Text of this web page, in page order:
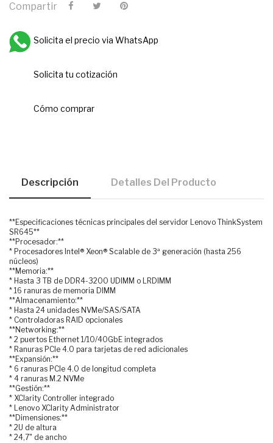
Compartir
Solicita el precio via WhatsApp
Solicita tu cotización
Cómo comprar
Descripción Detalles Del Producto
**Especificaciones técnicas principales del servidor Lenovo ThinkSystem
SR645**
**Procesador:**
* Procesadores Intel® Xeon® Scalable de 3ª generación (hasta 256
núcleos)
**Memoria:**
* Hasta 3 TB de DDR4-3200 UDIMM o LRDIMM
* 16 ranuras de memoria DIMM
**Almacenamiento:**
* Hasta 24 unidades NVMe/SAS/SATA
* Controladoras RAID opcionales
**Networking:**
* 2 puertos Ethernet 1/10/40GbE integrados
* Ranuras PCIe 4.0 para tarjetas de red adicionales
**Expansión:**
* 6 ranuras PCIe 4.0 de longitud completa
* 4 ranuras M.2 NVMe
**Gestión:**
* XClarity Controller integrado
* Lenovo XClarity Administrator
**Dimensiones:**
* 2U de altura
* 24,7" de ancho